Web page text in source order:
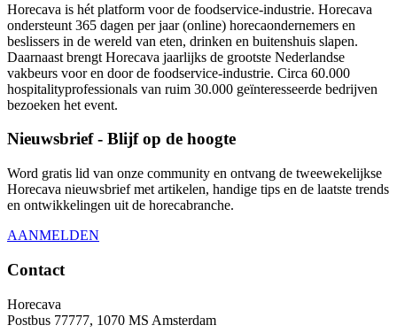
Horecava is hét platform voor de foodservice-industrie. Horecava
ondersteunt 365 dagen per jaar (online) horecaondernemers en
beslissers in de wereld van eten, drinken en buitenshuis slapen.
Daarnaast brengt Horecava jaarlijks de grootste Nederlandse
vakbeurs voor en door de foodservice-industrie. Circa 60.000
hospitalityprofessionals van ruim 30.000 geïnteresseerde bedrijven
bezoeken het event.
Nieuwsbrief - Blijf op de hoogte
Word gratis lid van onze community en ontvang de tweewekelijkse
Horecava nieuwsbrief met artikelen, handige tips en de laatste trends
en ontwikkelingen uit de horecabranche.
AANMELDEN
Contact
Horecava
Postbus 77777, 1070 MS Amsterdam